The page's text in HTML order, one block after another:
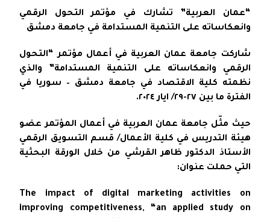
“عمان العربية” تشارك في مؤتمر التحول الرقمي
وانعكاساته على التنمية المستدامة في جامعة دمشق
شاركت جامعة عمان العربية في أعمال مؤتمر “التحول
الرقمي وانعكاساته على التنمية المستدامة” والذي
نظمته كلية الاقتصاد في جامعة دمشق – سوريا في
الفترة ما بين ٢٧-٢٩/ ايار ٢٠٢٤.
حيث مثّل جامعة عمان العربية في أعمال المؤتمر عضو
هيئة التدريس في كلية الأعمال/ قسم التسويق الرقمي
الأستاذ الدكتور ظاهر القرشي من خلال الورقة البحثية
التي حملت عنوان:
The impact of digital marketing activities on
improving competitiveness, “an applied study on